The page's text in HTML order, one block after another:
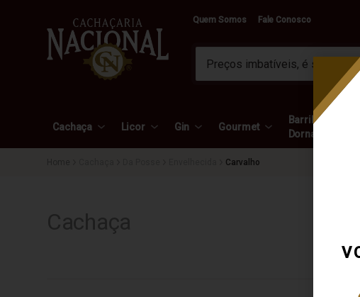
Quem Somos Fale Conosco
Cachaça Licor Gin Gourmet
Barril e
Dorna
Carvalho